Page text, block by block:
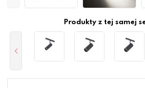
Produkty z tej samej